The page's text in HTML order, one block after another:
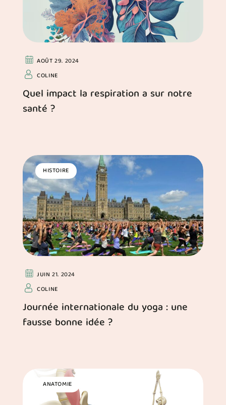
AOÛT 29. 2024
COLINE
Quel impact la respiration a sur notre
santé ?
HISTOIRE
JUIN 21. 2024
COLINE
Journée internationale du yoga : une
fausse bonne idée ?
ANATOMIE